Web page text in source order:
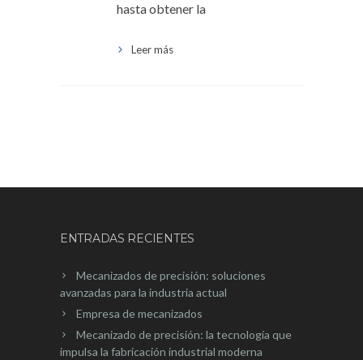
hasta obtener la
Leer más
ENTRADAS RECIENTES
Mecanizados de precisión: soluciones
avanzadas para la industria actual
Empresa de mecanizados
Mecanizado de precisión: la tecnología que
impulsa la fabricación industrial moderna